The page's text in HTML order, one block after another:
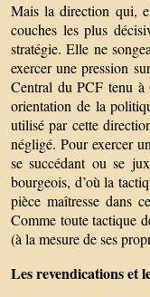
Mais la direction qui,
couches les plus
stratégie. Elle ne
exercer une pression
Central du PCF tenu
orientation de la
utilisé par cette
négligé. Pour exercer
se succédant ou se
bourgeois, d’où la
pièce maîtresse dans
Comme toute tactique
(à la mesure de ses
Les revendications et